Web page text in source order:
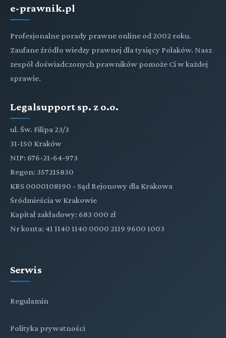
e-prawnik.pl
Profesjonalne porady prawne online od 2002 roku.
Zaufane źródło wiedzy prawnej dla tysięcy Polaków. Nasz
zespół doświadczonych prawników pomoże Ci w każdej
sprawie.
Legalsupport sp. z o.o.
ul. Św. Filipa 23/3
31-150 Kraków
NIP: 676-21-64-973
Regon: 357215830
KRS 0000108190 - Sąd Rejonowy dla Krakowa
Śródmieścia w Krakowie
Kapitał zakładowy: 683 000 zł
Nr konta: 41 1140 1140 0000 2119 9600 1003
Serwis
Regulamin
Polityka prywatności